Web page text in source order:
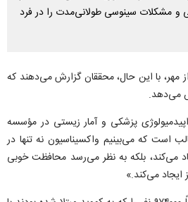
و مشکلات سینوسی طولانی‌مدت را در فرد
مهر، با این حال، محققان گزارش می‌دهند که
می‌دهد.
پزشکی و آمار زیستی در مؤسسه
است که می‌بینیم واکسیناسیون نه تنها در
می‌کند، بلکه به نظر می‌رسد محافظت خوبی
ایجاد می‌کند.»